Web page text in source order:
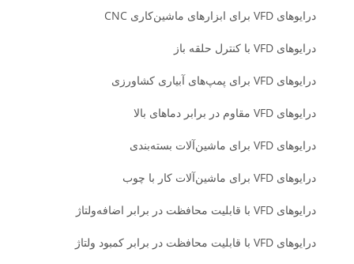
درایوهای VFD برای ابزارهای ماشین‌کاری CNC
درایوهای VFD با کنترل حلقه باز
درایوهای VFD برای پمپ‌های آبیاری کشاورزی
درایوهای VFD مقاوم در برابر دماهای بالا
درایوهای VFD برای ماشین‌آلات بسته‌بندی
درایوهای VFD برای ماشین‌آلات کار با چوب
درایوهای VFD با قابلیت محافظت در برابر اضافه‌ولتاژ
درایوهای VFD با قابلیت محافظت در برابر کمبود ولتاژ